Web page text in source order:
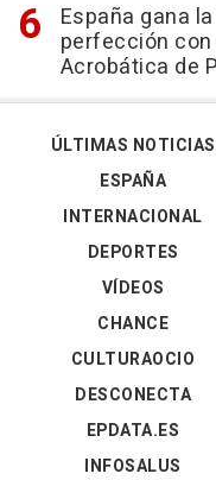
España gana
perfección
Acrobática de
ÚLTIMAS NOTICIAS
ESPAÑA
INTERNACIONAL
DEPORTES
VÍDEOS
CHANCE
CULTURAOCIO
DESCONECTA
EPDATA.ES
INFOSALUS